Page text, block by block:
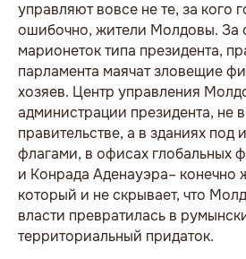
управляют вовсе не те, за кого
ошибочно, жители Молдовы. За
марионеток типа президента,
парламента маячат зловещие
хозяев. Центр управления
администрации президента, не
правительстве, а в зданиях под
флагами, в офисах глобальных
и Конрада Аденауэра– конечно
который и не скрывает, что
власти превратилась в
территориальный придаток.